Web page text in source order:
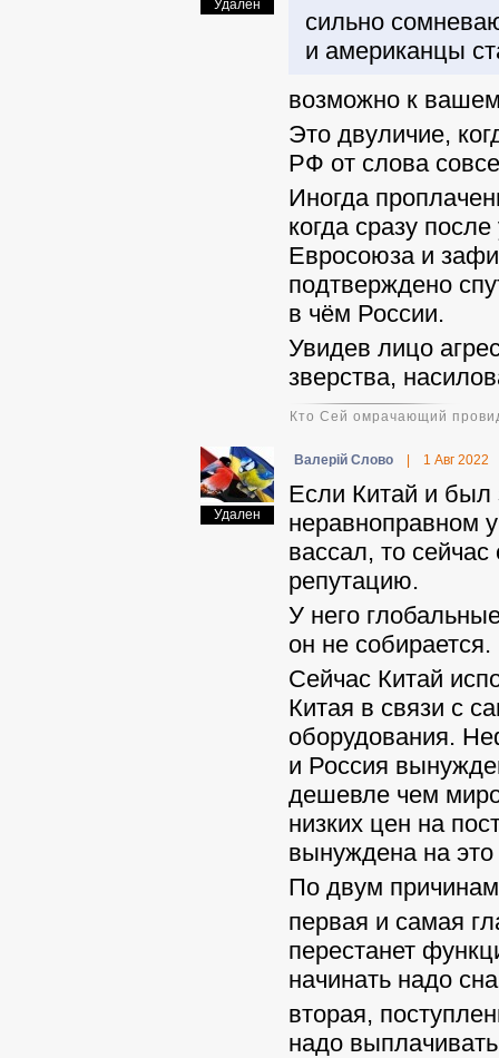
Удален
сильно
и американцы
возможно к
Это двуличие,
РФ от слова
Иногда
когда сразу
Евросоюза и
подтверждено
в чём России.
Увидев лицо
зверства,
Кто Сей омрачающий
Удален
Валерій Слово 1 Авг 2022
Если Китай и был
неравноправном
вассал, то
репутацию.
У него
он не собирается.
Сейчас Китай
Китая в связи с
оборудования.
и Россия
дешевле чем
низких цен на
вынуждена на это
По двум
первая и самая
перестанет
начинать надо
вторая,
надо